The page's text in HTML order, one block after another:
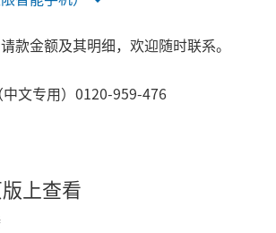
款金额及其明细，欢迎随时联系。
文专用）0120-959-476
上查看